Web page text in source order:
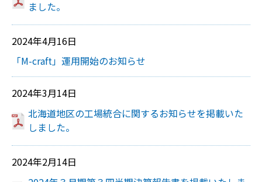
ました。
2024年4月16日
「M-craft」運用開始のお知らせ
2024年3月14日
北海道地区の工場統合に関するお知らせを掲載いた
しました。
2024年2月14日